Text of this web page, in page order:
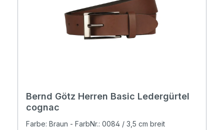
Bernd Götz Herren Basic Ledergürtel
cognac
Farbe: Braun - FarbNr.: 0084 / 3,5 cm breit